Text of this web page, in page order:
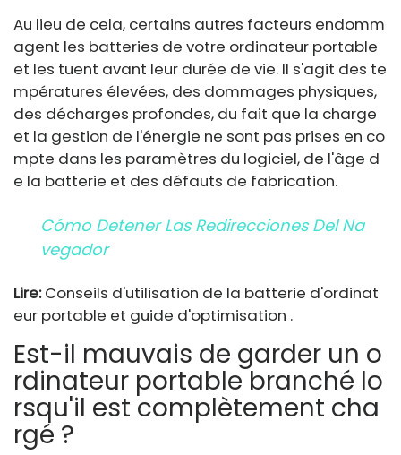
Au lieu de cela, certains autres facteurs endomm
agent les batteries de votre ordinateur portable
et les tuent avant leur durée de vie. Il s'agit des te
mpératures élevées, des dommages physiques,
des décharges profondes, du fait que la charge
et la gestion de l'énergie ne sont pas prises en co
mpte dans les paramètres du logiciel, de l'âge d
e la batterie et des défauts de fabrication.
Cómo Detener Las Redirecciones Del Na
Vegador
Lire:Conseils d'utilisation de la batterie d'ordinat
eur portable et guide d'optimisation .
Est-il mauvais de garder un o
rdinateur portable branché lo
rsqu'il est complètement cha
rgé ?